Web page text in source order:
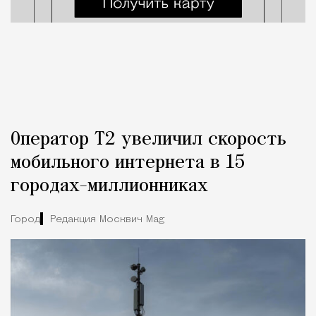
Оператор Т2 увеличил скорость
мобильного интернета в 15
городах-миллионниках
Город Редакция Москвич Mag